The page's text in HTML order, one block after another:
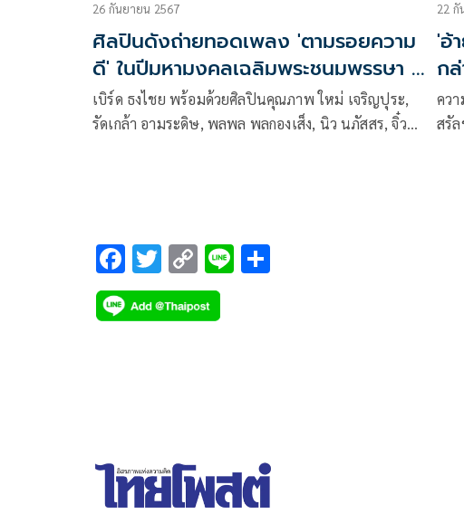
26 กันยายน 2567
ศิลปินดังถ่ายทอดเพลง 'ตามรอยความ
ดี' ในปีมหามงคลเฉลิมพระชนมพรรษา 6
รอบ
เบิร์ด ธงไชย พร้อมด้วยศิลปินคุณภาพ ใหม่ เจริญปุระ,
รัดเกล้า อามระดิษ, พลพล พลกองเส็ง, นิว นภัสสร, จิ๋ว
และ ไข่ตุ๋น ญาณรินทร์ ร่วมถ่ายทอดบทเพลง “ตามรอย
ความดี” ผลิตโดย บริษัท จีเอ็มเอ็ม มิวสิค จํากัด (มหาชน)
22 กั
'อ้
ก
คว
สรั
F
ac
e
T
wi
tt
C
o
p
Li